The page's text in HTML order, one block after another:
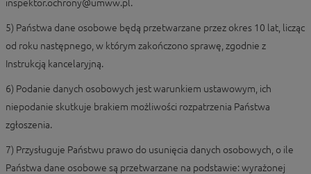
inspektor.ochrony@umww.pl.
5) Państwa dane osobowe będą przetwarzane przez okres 10 lat, licząc
od roku następnego, w którym zakończono sprawę, zgodnie z
Instrukcją kancelaryjną.
6) Podanie danych osobowych jest warunkiem ustawowym, ich
niepodanie skutkuje brakiem możliwości rozpatrzenia Państwa
zgłoszenia.
7) Przysługuje Państwu prawo do usunięcia danych osobowych, o ile
Państwa dane osobowe są przetwarzane na podstawie: wyrażonej